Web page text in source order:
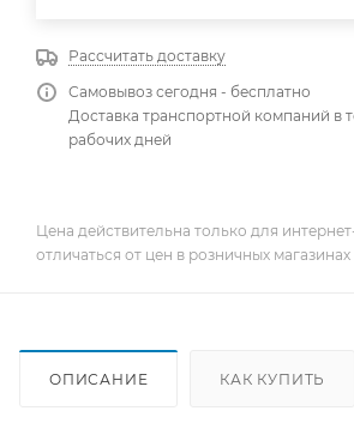
Рассчитать доставку
Самовывоз сегодня - бесплатно
Доставка транспортной компаний в
рабочих дней
Цена действительна только для
отличаться от цен в розничных магазинах
ОПИСАНИЕ КАК КУПИТЬ